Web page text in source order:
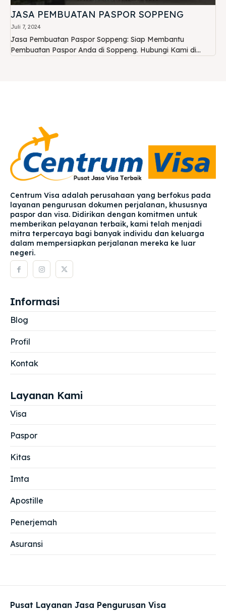
JASA PEMBUATAN PASPOR SOPPENG
Juli 7, 2024
Jasa Pembuatan Paspor Soppeng: Siap Membantu
Pembuatan Paspor Anda di Soppeng. Hubungi Kami di...
Centrum Visa adalah perusahaan yang berfokus pada
layanan pengurusan dokumen perjalanan, khususnya
paspor dan visa. Didirikan dengan komitmen untuk
memberikan pelayanan terbaik, kami telah menjadi
mitra terpercaya bagi banyak individu dan keluarga
dalam mempersiapkan perjalanan mereka ke luar
negeri.
Informasi
Blog
Profil
Kontak
Layanan Kami
Visa
Paspor
Kitas
Imta
Apostille
Penerjemah
Asuransi
Pusat Layanan Jasa Pengurusan Visa